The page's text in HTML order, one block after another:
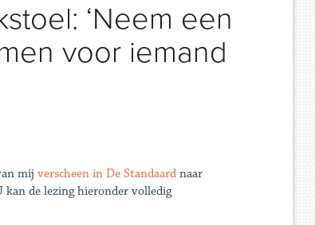
‘Neem een
voor iemand
mij verscheen in De Standaardnaar
kan de lezing hieronder volledig